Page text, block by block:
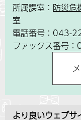
所属課室： 防災危
室
電話番号：043-
ファックス番号
より良いウェブサ